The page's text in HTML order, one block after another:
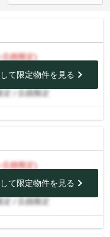
て限定物件を見る
て限定物件を見る